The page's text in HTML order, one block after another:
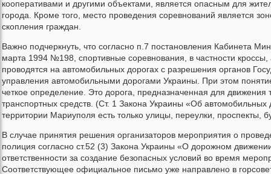
кооперативами и другими объектами, является опасным для
города. Кроме того, место проведения соревнований является
скопления граждан.
Важно подчеркнуть, что согласно п.7 постановления Кабинета
марта 1994 №198, спортивные соревнования, в частности кроссы,
проводятся на автомобильных дорогах с разрешения органов
управления автомобильными дорогами Украины. При этом
четкое определение. Это дорога, предназначенная для движения
транспортных средств. (Ст. 1 Закона Украины «Об автомобильных
территории Мариуполя есть только улицы, переулки, проспекты,
В случае принятия решения организаторов мероприятия о
полиция согласно ст.52 (3) Закона Украины «О дорожном
ответственности за создание безопасных условий во время
Соответствующее официальное письмо уже направлено в